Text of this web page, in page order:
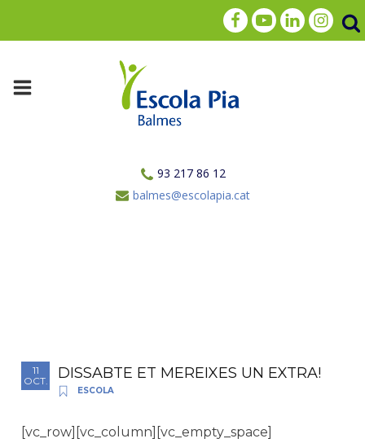
93 217 86 12
balmes@escolapia.cat
11
OCT.
DISSABTE ET MEREIXES UN EXTRA!
ESCOLA
[vc_row][vc_column][vc_empty_space]